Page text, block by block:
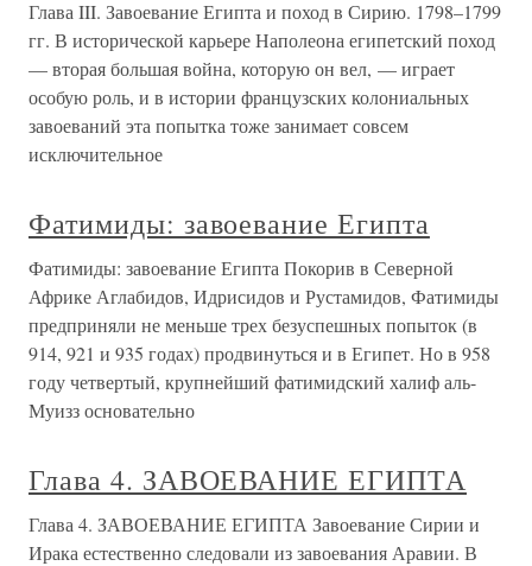
Глава III. Завоевание Египта и поход в Сирию. 1798–1799
гг. В исторической карьере Наполеона египетский поход
— вторая большая война, которую он вел, — играет
особую роль, и в истории французских колониальных
завоеваний эта попытка тоже занимает совсем
исключительное
Фатимиды: завоевание Египта
Фатимиды: завоевание Египта Покорив в Северной
Африке Аглабидов, Идрисидов и Рустамидов, Фатимиды
предприняли не меньше трех безуспешных попыток (в
914, 921 и 935 годах) продвинуться и в Египет. Но в 958
году четвертый, крупнейший фатимидский халиф аль-
Муизз основательно
Глава 4. ЗАВОЕВАНИЕ ЕГИПТА
Глава 4. ЗАВОЕВАНИЕ ЕГИПТА Завоевание Сирии и
Ирака естественно следовали из завоевания Аравии. В